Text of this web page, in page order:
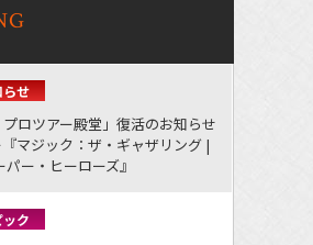
らせ
プロツアー殿堂」復活のお知らせ
『マジック：ザ・ギャザリング |
ー・ヒーローズ』
ック